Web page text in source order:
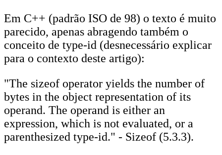
Em C++ (padrão ISO de 98) o texto é muito
parecido, apenas abragendo também o
conceito de type-id (desnecessário explicar
para o contexto deste artigo):
"The sizeof operator yields the number of
bytes in the object representation of its
operand. The operand is either an
expression, which is not evaluated, or a
parenthesized type-id." - Sizeof (5.3.3).